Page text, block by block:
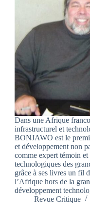
Dans une Afrique
infrastructurel et
BONJAWO est le
et développement non
comme expert témoin et
technologiques des
grâce à ses livres un fil
l’Afrique hors de la
développement
Revue Critique